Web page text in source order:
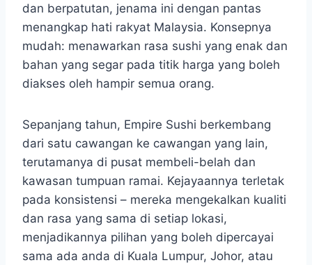
dan berpatutan, jenama ini dengan pantas
menangkap hati rakyat Malaysia. Konsepnya
mudah: menawarkan rasa sushi yang enak dan
bahan yang segar pada titik harga yang boleh
diakses oleh hampir semua orang.
Sepanjang tahun, Empire Sushi berkembang
dari satu cawangan ke cawangan yang lain,
terutamanya di pusat membeli-belah dan
kawasan tumpuan ramai. Kejayaannya terletak
pada konsistensi – mereka mengekalkan kualiti
dan rasa yang sama di setiap lokasi,
menjadikannya pilihan yang boleh dipercayai
sama ada anda di Kuala Lumpur, Johor, atau